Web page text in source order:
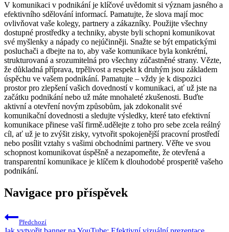
V komunikaci v podnikání je klíčové uvědomit si význam jasného a
efektivního sdělování informací. Pamatujte, že slova mají moc
ovlivňovat vaše kolegy, partnery a zákazníky. Použijte všechny
dostupné prostředky a techniky, abyste byli schopni komunikovat
své myšlenky a nápady co nejúčinněji. Snažte se být empatickými
posluchači a dbejte na to, aby vaše komunikace byla konkrétní,
strukturovaná a srozumitelná pro všechny zúčastněné strany. Vězte,
že důkladná příprava, trpělivost a respekt k druhým jsou základem
úspěchu ve vašem podnikání. Pamatujte – vždy je k dispozici
prostor pro zlepšení vašich dovedností v komunikaci, ať už jste na
začátku podnikání nebo už máte mnohaleté zkušenosti. Buďte
aktivní a otevření novým způsobům, jak zdokonalit své
komunikační dovednosti a sledujte výsledky, které tato efektivní
komunikace přinese vaší firmě.udělejte z toho pro sebe zcela reálný
cíl, ať už je to zvýšit zisky, vytvořit spokojenější pracovní prostředí
nebo posílit vztahy s vašimi obchodními partnery. Věřte ve svou
schopnost komunikovat úspěšně a nezapomeňte, že otevřená a
transparentní komunikace je klíčem k dlouhodobé prosperitě vašeho
podnikání.
Navigace pro příspěvek
Předchozí